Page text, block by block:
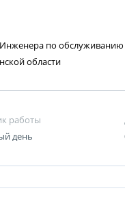
по
области
работы
день